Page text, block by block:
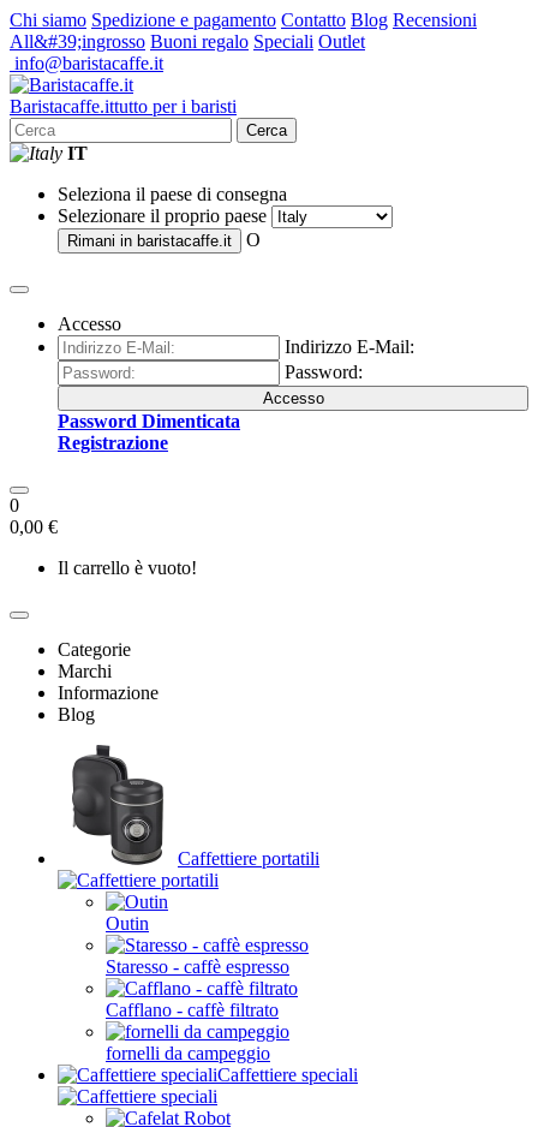
Chi siamo Spedizione e pagamento Contatto Blog Recensioni
All&#39;ingrosso Buoni regalo Speciali Outlet
info@baristacaffe.it
Baristacaffe.ittutto per i baristi
Cerca
IT
Seleziona il paese di consegna
Selezionare il proprio paese
Rimani in baristacaffe.it O
Accesso
Indirizzo E-Mail:
Password:
Accesso
Password Dimenticata
Registrazione
0
0,00 €
Il carrello è vuoto!
Categorie
Marchi
Informazione
Blog
Caffettiere portatili
Outin
Staresso - caffè espresso
Cafflano - caffè filtrato
fornelli da campeggio
Caffettiere speciali